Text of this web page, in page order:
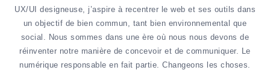
UX/UI designeuse, j’aspire à recentrer le web et ses outils dans
un objectif de bien commun, tant bien environnemental que
social. Nous sommes dans une ère où nous nous devons de
réinventer notre manière de concevoir et de communiquer. Le
numérique responsable en fait partie. Changeons les choses.